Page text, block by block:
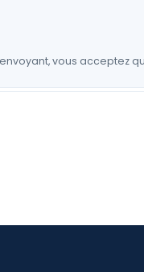
vous acceptez